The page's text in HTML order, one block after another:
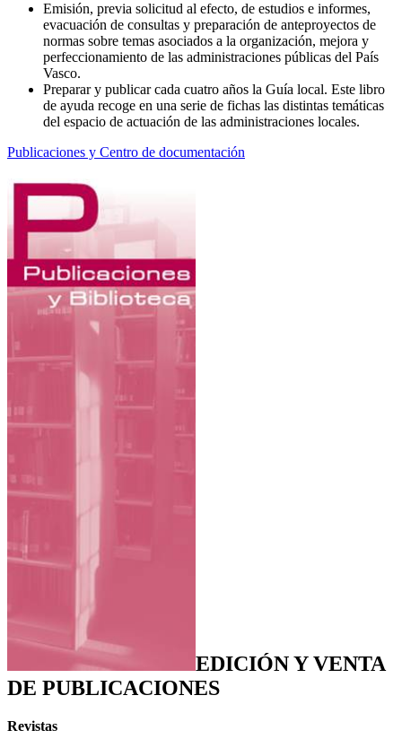
Emisión, previa solicitud al efecto, de estudios e informes,
evacuación de consultas y preparación de anteproyectos de
normas sobre temas asociados a la organización, mejora y
perfeccionamiento de las administraciones públicas del País
Vasco.
Preparar y publicar cada cuatro años la Guía local. Este libro
de ayuda recoge en una serie de fichas las distintas temáticas
del espacio de actuación de las administraciones locales.
Publicaciones y Centro de documentación
EDICIÓN Y VENTA
DE PUBLICACIONES
Revistas